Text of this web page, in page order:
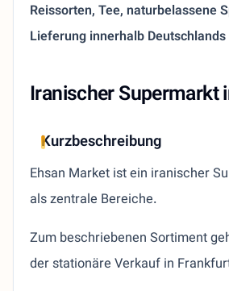
Reissorten, Tee, naturbelassene
Lieferung innerhalb
Iranischer Supermarkt
Kurzbeschreibung
Ehsan Market ist ein iranischer
als zentrale Bereiche.
Zum beschriebenen Sortiment
der stationäre Verkauf in